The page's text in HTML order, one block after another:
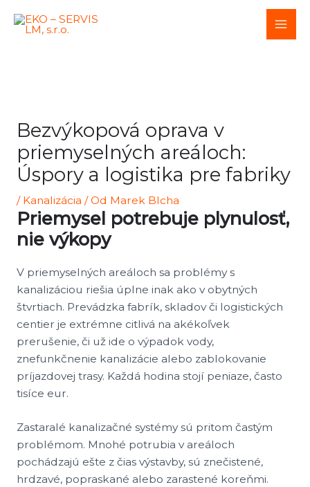
Bezvýkopová oprava v
priemyselných areáloch:
Úspory a logistika pre fabriky
/ Kanalizácia / Od Marek Blcha
Priemysel potrebuje plynulosť,
nie výkopy
V priemyselných areáloch sa problémy s
kanalizáciou riešia úplne inak ako v obytných
štvrtiach. Prevádzka fabrík, skladov či logistických
centier je extrémne citlivá na akékoľvek
prerušenie, či už ide o výpadok vody,
znefunkčnenie kanalizácie alebo zablokovanie
príjazdovej trasy. Každá hodina stojí peniaze, často
tisíce eur.
Zastaralé kanalizačné systémy sú pritom častým
problémom. Mnohé potrubia v areáloch
pochádzajú ešte z čias výstavby, sú znečistené,
hrdzavé, popraskané alebo zarastené koreňmi.
navigation